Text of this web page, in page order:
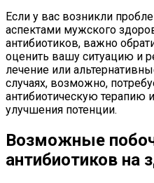
Если у вас возникли
аспектами мужского
антибиотиков, важно
оценить вашу ситуацию и
лечение или
случаях, возможно,
антибиотическую терапию
улучшения потенции.
Возможные
антибиотиков на